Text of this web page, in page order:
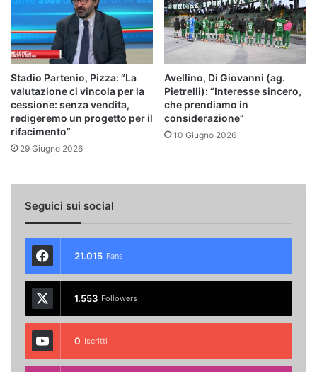
Stadio Partenio, Pizza: “La
valutazione ci vincola per la
cessione: senza vendita,
redigeremo un progetto per il
rifacimento”
29 Giugno 2026
Avellino, Di Giovanni (ag.
Pietrelli): “Interesse sincero,
che prendiamo in
considerazione”
10 Giugno 2026
Seguici sui social
21.015 Fans
1.553 Followers
0 Iscritti